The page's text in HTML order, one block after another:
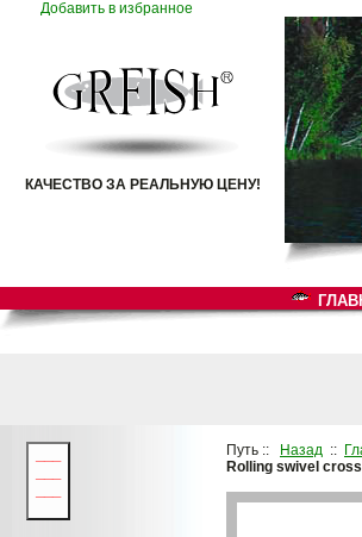
Добавить в избранное
КАЧЕСТВО ЗА РЕАЛЬНУЮ ЦЕНУ!
Путь :: Назад ::
Rolling swivel